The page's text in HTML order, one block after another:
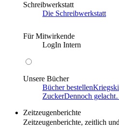
Schreibwerkstatt
Die Schreibwerkstatt
Für Mitwirkende
LogIn Intern
Unsere Bücher
Bücher bestellen
ZuckerDennoch
Zeitzeugenberichte
Zeitzeugenberichte, zeitlich